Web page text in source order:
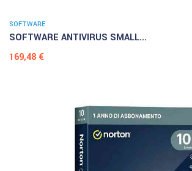
SOFTWARE
SOFTWARE ANTIVIRUS SMALL...
Prezzo
169,48 €